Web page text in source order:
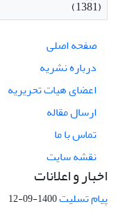
(1381)
صفحه اصلی
درباره نشریه
اعضای هیات تحریریه
ارسال مقاله
تماس با ما
نقشه سایت
اخبار و اعلانات
پیام تسلیت1400-09-12